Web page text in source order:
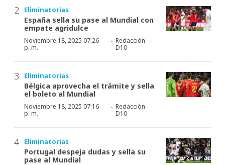
Eliminatorias
España sella su pase al Mundial con
empate agridulce
Noviembre 18, 2025 07:26
p. m.
·Redacción
D10
Eliminatorias
Bélgica aprovecha el trámite y sella
el boleto al Mundial
Noviembre 18, 2025 07:16
p. m.
·Redacción
D10
Eliminatorias
Portugal despeja dudas y sella su
pase al Mundial